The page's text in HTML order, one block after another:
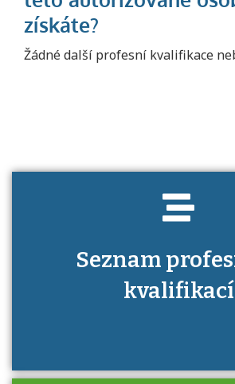
Žádné další profesní kvalifikace
Seznam
kvalifikací
Projděte si seznam